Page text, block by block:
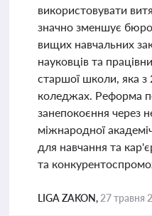
використовувати
значно зменшує
вищих навчальних
науковців та
старшої школи, яка з
коледжах. Реформа
занепокоєння через
міжнародної
для навчання та
та
LIGA ZAKON, 27 травня